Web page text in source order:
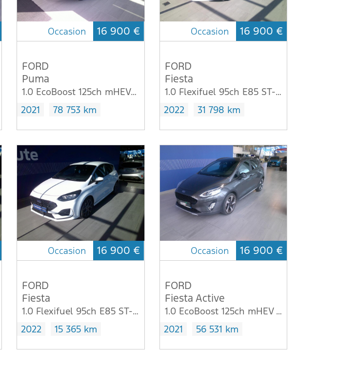
Occasion 16 900 €
FORD
Puma
1.0 EcoBoost 125ch mHEV ST-Line X 6cv
2021
78 753 km
Occasion 16 900 €
FORD
Fiesta
1.0 Flexifuel 95ch E85 ST-Line 5p
2022
31 798 km
Occasion 16 900 €
FORD
Fiesta
1.0 Flexifuel 95ch E85 ST-Line 5p
2022
15 365 km
Occasion 16 900 €
FORD
Fiesta Active
1.0 EcoBoost 125ch mHEV Active X
2021
56 531 km